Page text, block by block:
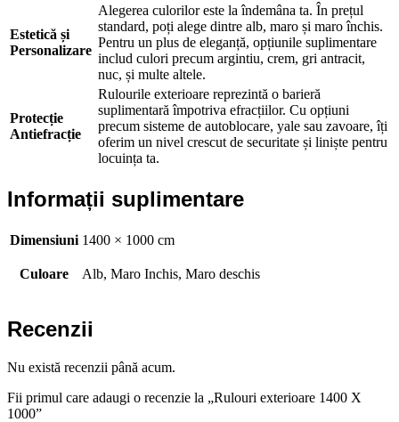
Estetică și
Personalizare
Alegerea culorilor este la îndemâna ta. În prețul
standard, poți alege dintre alb, maro și maro închis.
Pentru un plus de eleganță, opțiunile suplimentare
includ culori precum argintiu, crem, gri antracit,
nuc, și multe altele.
Protecție
Antiefracție
Rulourile exterioare reprezintă o barieră
suplimentară împotriva efracțiilor. Cu opțiuni
precum sisteme de autoblocare, yale sau zavoare, îți
oferim un nivel crescut de securitate și liniște pentru
locuința ta.
Informații suplimentare
Dimensiuni 1400 × 1000 cm
Culoare Alb, Maro Inchis, Maro deschis
Recenzii
Nu există recenzii până acum.
Fii primul care adaugi o recenzie la „Rulouri exterioare 1400 X
1000”